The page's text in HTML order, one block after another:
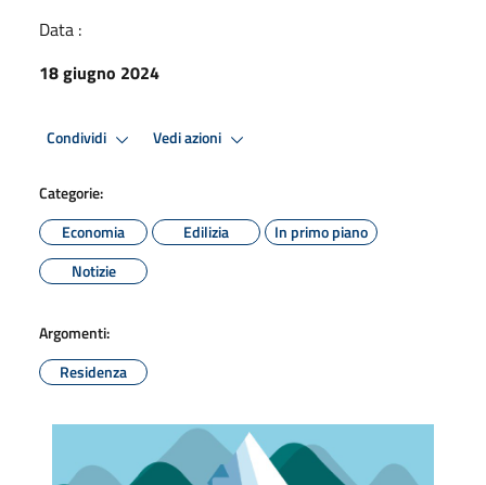
Data :
18 giugno 2024
Condividi Vedi azioni
Categorie:
Economia
Edilizia
In primo piano
Notizie
Argomenti:
Residenza